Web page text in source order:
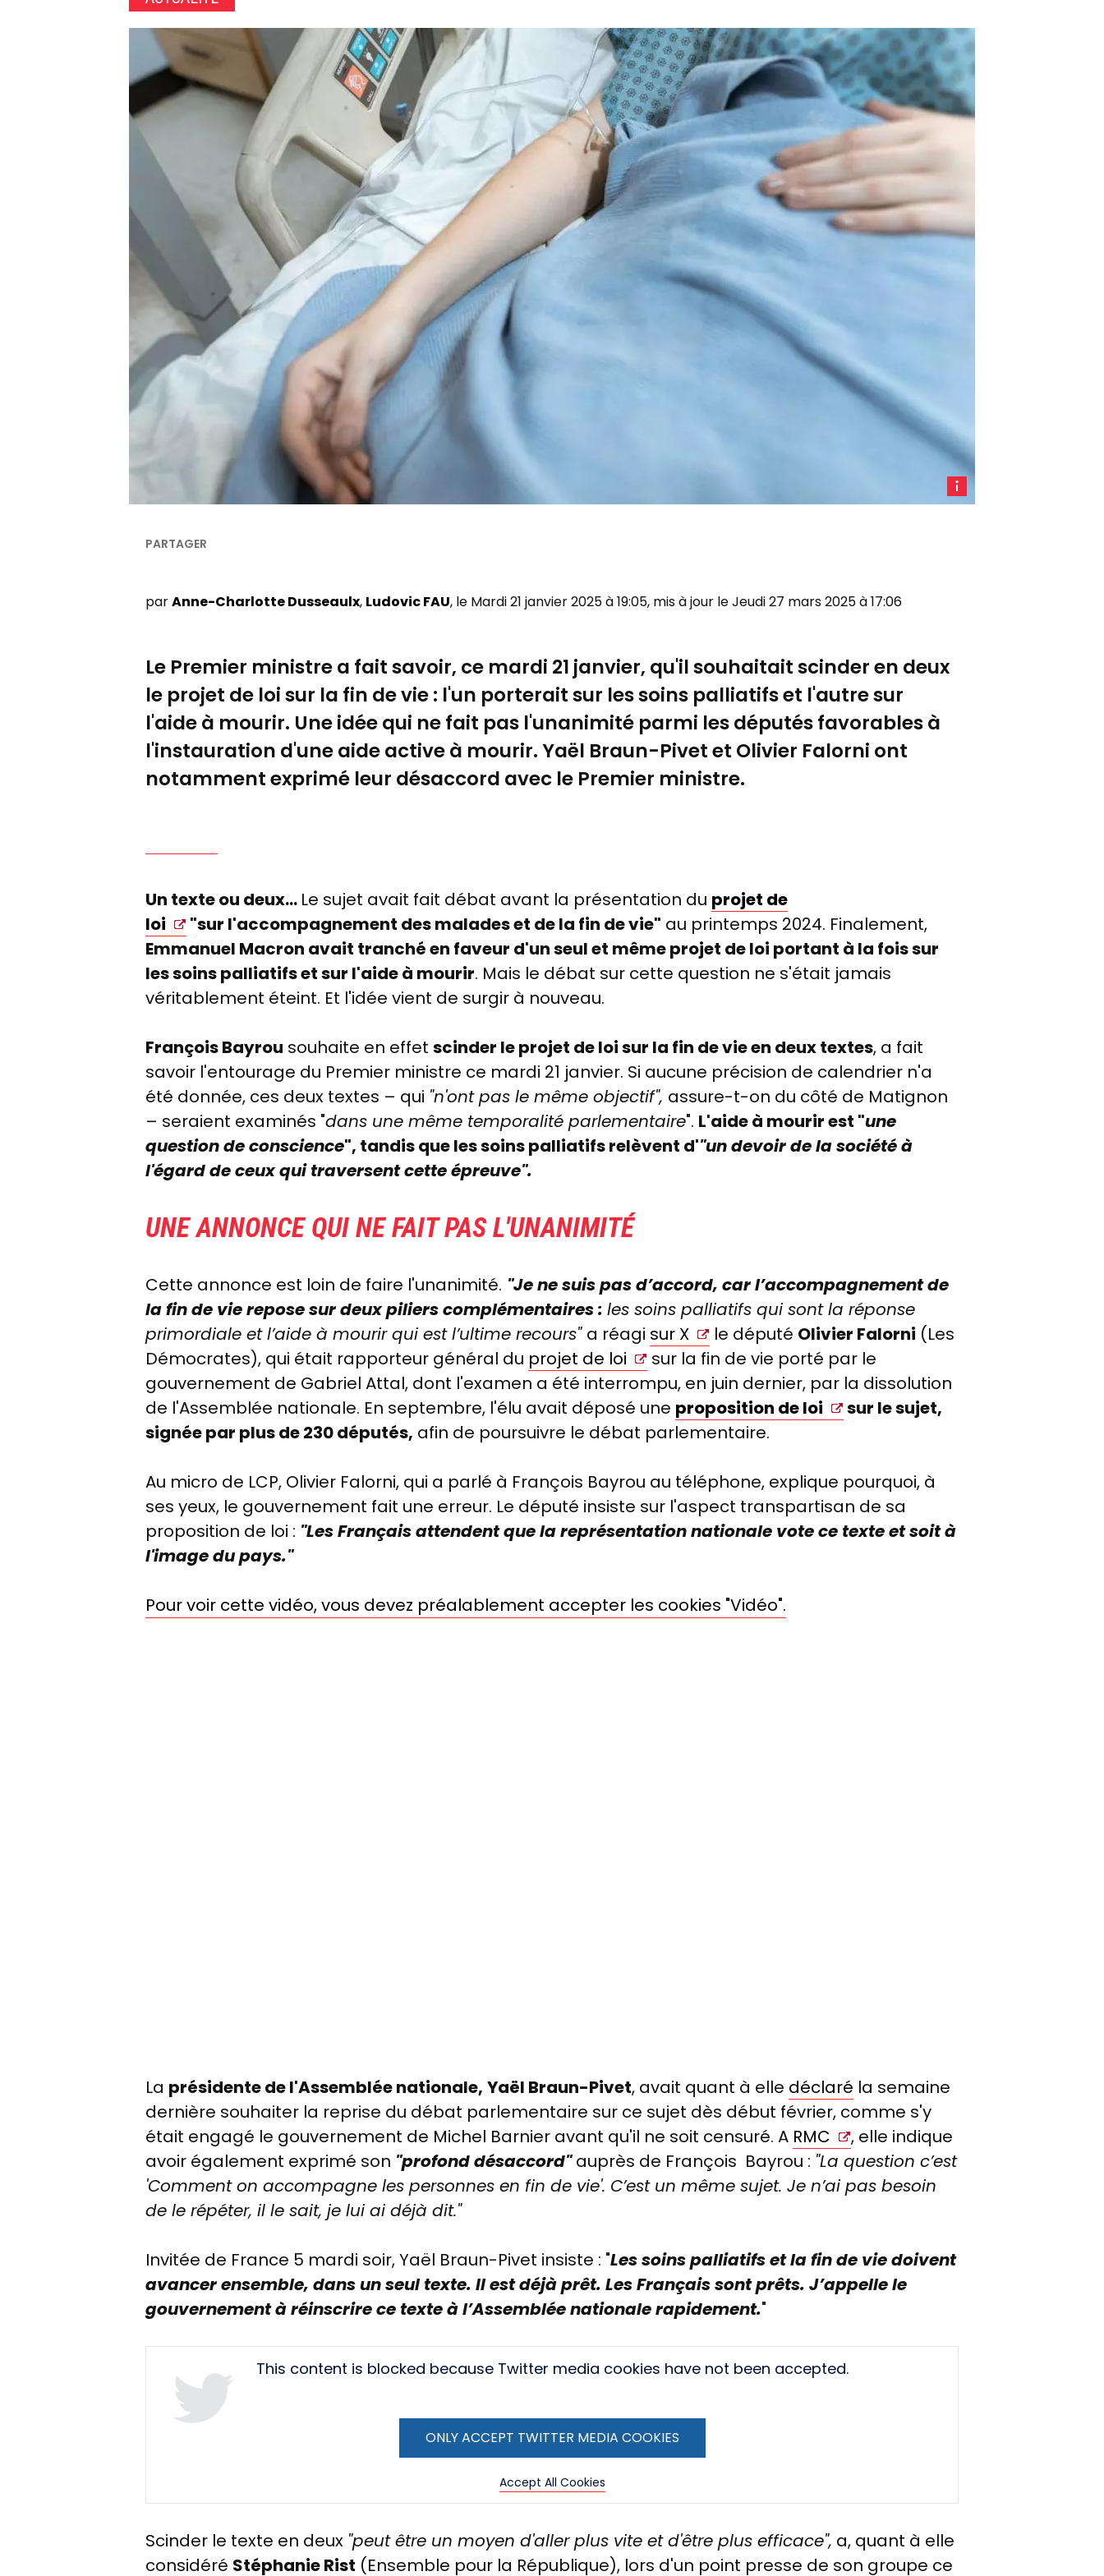
Image
patient
Pexels)
parAnne-Charlotte Dusseaulx Ludovic FAU, le Mardi 21 janvier 2025 à 19:05, mis à jour le Jeudi 27 mars 2025 à 17:06
Le Premier ministre a fait savoir, ce mardi 21 janvier, qu'il souhaitait scinder en deux
le projet de loi sur la fin de vie : l'un porterait sur les soins palliatifs et l'autre sur
l'aide à mourir. Une idée qui ne fait pas l'unanimité parmi les députés favorables à
l'instauration d'une aide active à mourir. Yaël Braun-Pivet et Olivier Falorni ont
notamment exprimé leur désaccord avec le Premier ministre.
Un texte ou deux... Le sujet avait fait débat avant la présentation du projet de
loi
"sur l'accompagnement des malades et de la fin de vie" au printemps 2024. Finalement,
Emmanuel Macron avait tranché en faveur d'un seul et même projet de loi portant à la fois sur
les soins palliatifs et sur l'aide à mourir. Mais le débat sur cette question ne s'était jamais
véritablement éteint. Et l'idée vient de surgir à nouveau.
François Bayrou souhaite en effet scinder le projet de loi sur la fin de vie en deux textes, a fait
savoir l'entourage du Premier ministre ce mardi 21 janvier. Si aucune précision de calendrier n'a
été donnée, ces deux textes – qui "n'ont pas le même objectif", assure-t-on du côté de Matignon
– seraient examinés "dans une même temporalité parlementaire". L'aide à mourir est "une
question de conscience", tandis que les soins palliatifs relèvent d'"un devoir de la société à
l'égard de ceux qui traversent cette épreuve".
UNE ANNONCE QUI NE FAIT PAS L'UNANIMITÉ
Cette annonce est loin de faire l'unanimité. "Je ne suis pas d’accord, car l’accompagnement de
la fin de vie repose sur deux piliers complémentaires : les soins palliatifs qui sont la réponse
primordiale et l’aide à mourir qui est l’ultime recours" a réagi sur X le député Olivier Falorni (Les
Démocrates), qui était rapporteur général du projet de loi
sur la fin de vie porté par le
gouvernement de Gabriel Attal, dont l'examen a été interrompu, en juin dernier, par la dissolution
de l'Assemblée nationale. En septembre, l'élu avait déposé une proposition de loi
sur le sujet,
signée par plus de 230 députés, afin de poursuivre le débat parlementaire.
Au micro de LCP, Olivier Falorni, qui a parlé à François Bayrou au téléphone, explique pourquoi, à
ses yeux, le gouvernement fait une erreur. Le député insiste sur l'aspect transpartisan de sa
proposition de loi : "Les Français attendent que la représentation nationale vote ce texte et soit à
l'image du pays."
Pour voir cette vidéo, vous devez préalablement accepter les cookies "Vidéo".
La présidente de l'Assemblée nationale, Yaël Braun-Pivet, avait quant à elle déclaré la semaine
dernière souhaiter la reprise du débat parlementaire sur ce sujet dès début février, comme s'y
était engagé le gouvernement de Michel Barnier avant qu'il ne soit censuré. A RMC
, elle indique
avoir également exprimé son "profond désaccord"auprès de François Bayrou : "La question c’est
'Comment on accompagne les personnes en fin de vie'. C’est un même sujet. Je n’ai pas besoin
de le répéter, il le sait, je lui ai déjà dit."
Invitée de France 5 mardi soir, Yaël Braun-Pivet insiste : "Les soins palliatifs et la fin de vie doivent
avancer ensemble, dans un seul texte. Il est déjà prêt. Les Français sont prêts. J’appelle le
gouvernement à réinscrire ce texte à l’Assemblée nationale rapidement."
This content is blocked because Twitter media cookies have not been accepted.
ONLY ACCEPT TWITTER MEDIA COOKIES
Accept All Cookies
Scinder le texte en deux "peut être un moyen d'aller plus vite et d'être plus efficace", a, quant à elle
considéré Stéphanie Rist (Ensemble pour la République), lors d'un point presse de son groupe ce